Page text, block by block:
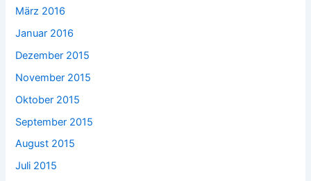
März 2016
Januar 2016
Dezember 2015
November 2015
Oktober 2015
September 2015
August 2015
Juli 2015